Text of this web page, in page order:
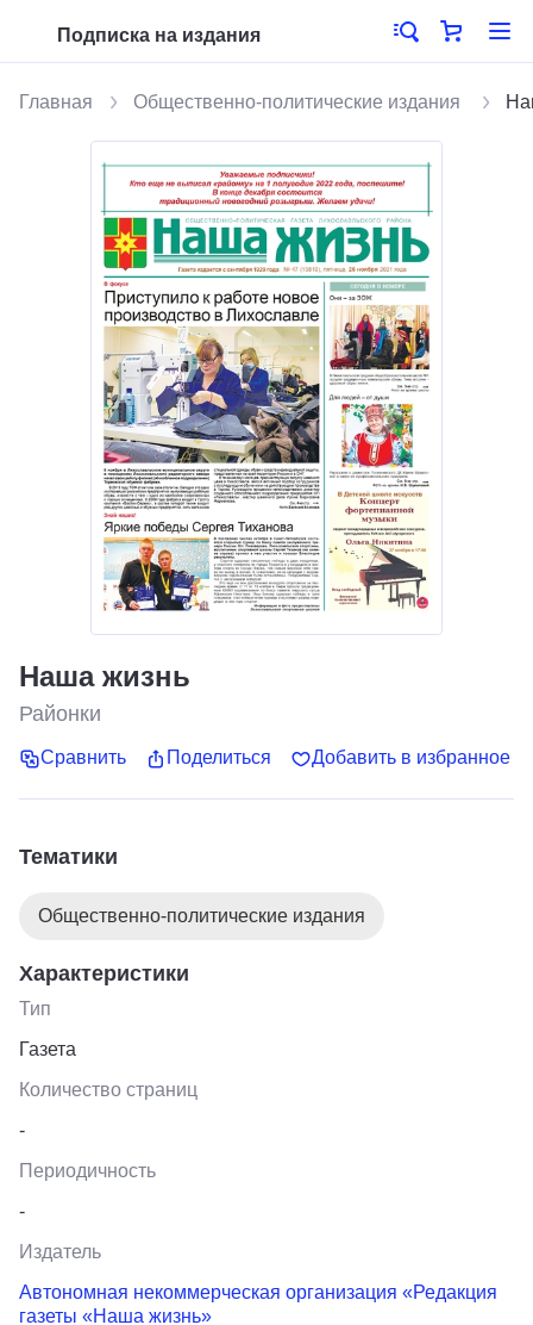
Подписка на издания
Главная Общественно-политические издания
Наша жизнь
Районки
Сравнить Поделиться Добавить в избранное
Тематики
Общественно-политические издания
Характеристики
Тип
Газета
Количество страниц
-
Периодичность
-
Издатель
Автономная некоммерческая организация «Редакция
газеты «Наша жизнь»